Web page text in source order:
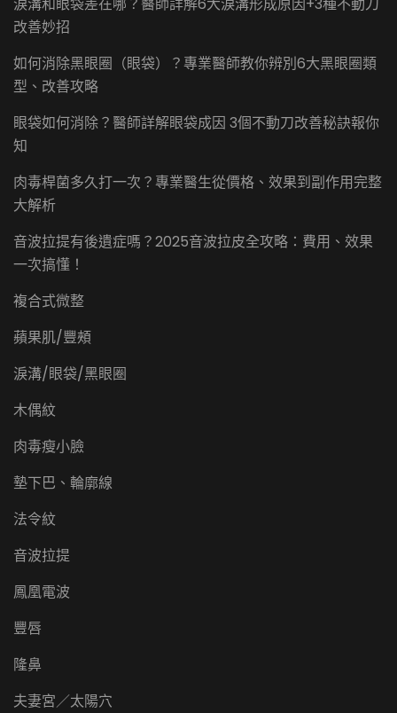
淚溝和眼袋差在哪？醫師詳解6大淚溝形成原因+3種不動刀
改善妙招
如何消除黑眼圈（眼袋）？專業醫師教你辨別6大黑眼圈類
型、改善攻略
眼袋如何消除？醫師詳解眼袋成因 3個不動刀改善秘訣報你
知
肉毒桿菌多久打一次？專業醫生從價格、效果到副作用完整
大解析
音波拉提有後遺症嗎？2025音波拉皮全攻略：費用、效果
一次搞懂！
複合式微整
蘋果肌/豐頰
淚溝/眼袋/黑眼圈
木偶紋
肉毒瘦小臉
墊下巴、輪廓線
法令紋
音波拉提
鳳凰電波
豐唇
隆鼻
夫妻宮／太陽穴